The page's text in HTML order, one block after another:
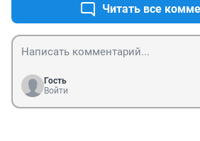
Читать все
Гость
Войти